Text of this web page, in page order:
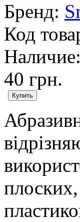
Бренд:
Код
Наличие:
40 грн.